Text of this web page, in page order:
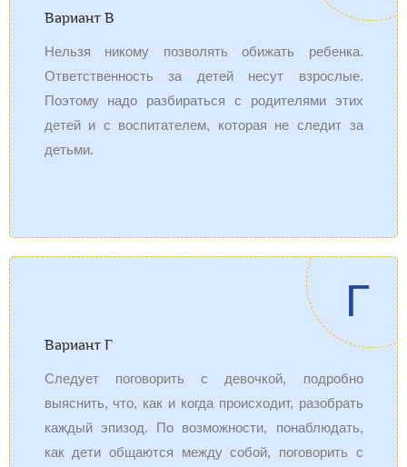
Вариант В
Нельзя никому позволять обижать ребенка.
Ответственность за детей несут взрослые.
Поэтому надо разбираться с родителями этих
детей и с воспитателем, которая не следит за
детьми.
Г
Вариант Г
Следует поговорить с девочкой, подробно
выяснить, что, как и когда происходит, разобрать
каждый эпизод. По возможности, понаблюдать,
как дети общаются между собой, поговорить с